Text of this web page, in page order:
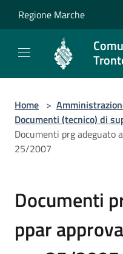
Regione Marche
Home >
Documenti (tecnico) di
Documenti prg adeguato
25/2007
Documenti
ppar